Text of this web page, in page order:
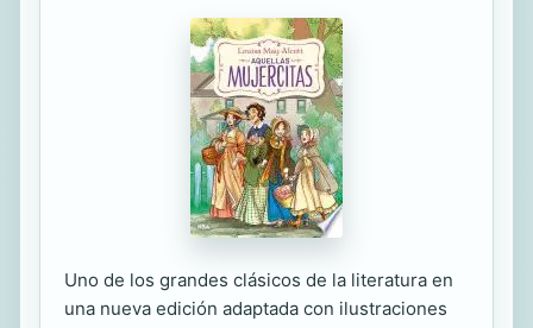
Uno de los grandes clásicos de la literatura en
una nueva edición adaptada con ilustraciones